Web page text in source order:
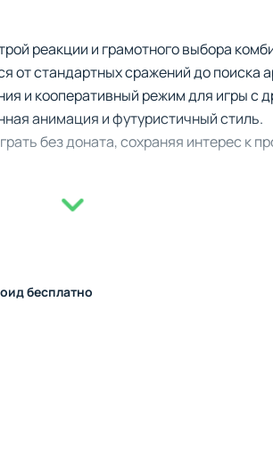
реакции и грамотного выбора
от стандартных сражений до поиска
и кооперативный режим для игры с
анимация и футуристичный стиль.
без доната, сохраняя интерес к
героев - Конструктов.
команды, варьируя специализации
составляющую игры, давая
бесплатно